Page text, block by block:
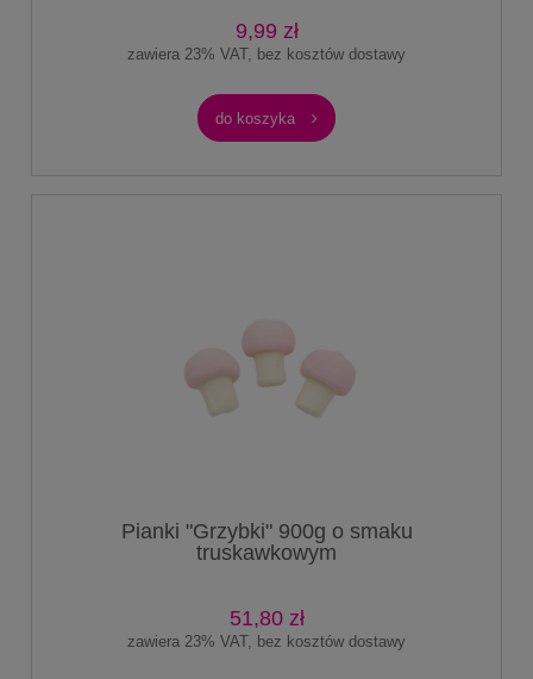
9,99 zł
zawiera 23% VAT, bez kosztów dostawy
do koszyka
Pianki "Grzybki" 900g o smaku
truskawkowym
51,80 zł
zawiera 23% VAT, bez kosztów dostawy